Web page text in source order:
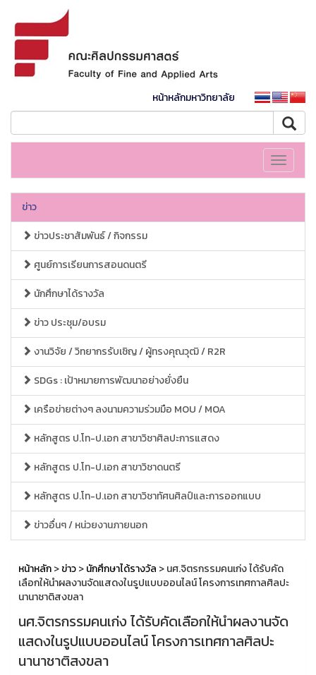
หน้าหลักมหาวิทยาลัย
Toggle
ข่าว
ข่าวประชาสัมพันธ์ / กิจกรรม
ศูนย์การเรียนการสอนดนตรี
นักศึกษาได้รางวัล
ข่าว ประชุม/อบรม
งานวิจัย / วิทยากรรับเชิญ / ผู้ทรงคุณวุฒิ / R2R
SDGs : เป้าหมายการพัฒนาอย่างยั่งยืน
เครือข่ายต่างๆ ลงนามความร่วมมือ MOU / MOA
หลักสูตร ป.โท-ป.เอก สาขาวิชาศิลปะการแสดง
หลักสูตร ป.โท-ป.เอก สาขาวิชาดนตรี
หลักสูตร ป.โท-ป.เอก สาขาวิชาทัศนศิลป์และการออกแบบ
ข่าวอื่นๆ / หน่วยงานภายนอก
หน้าหลัก>ข่าว>นักศึกษาได้รางวัล > นศ.จิตรกรรมคนเก่ง ได้รับคัด
เลือกให้นำผลงานจัดแสดงในรูปแบบออนไลน์ โครงการเทศกาลศิลปะ
นานาชาติสงขลา
นศ.จิตรกรรมคนเก่ง ได้รับคัดเลือกให้นำผลงานจัด
แสดงในรูปแบบออนไลน์ โครงการเทศกาลศิลปะ
นานาชาติสงขลา